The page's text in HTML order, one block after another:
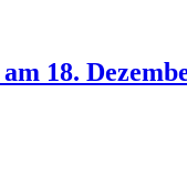
18.